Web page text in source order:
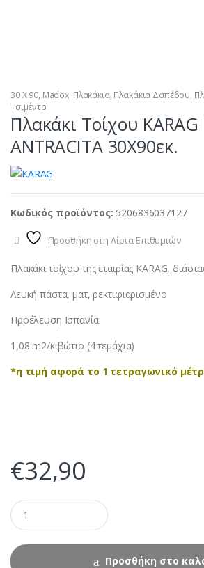
30 X 90, Madox, Πλακάκια, Πλακάκια Δαπέδου,
Τσιμέντο
Πλακάκι Τοίχου
ANTRACITA 30X90εκ.
Κωδικός προϊόντος: 5206836037127
Προσθήκη στη Λίστα Επιθυμιών
Πλακάκι τοίχου της εταιρίας KARAG,
Λευκή πάστα, ματ, ρεκτιφιαρισμένο
Προέλευση Ισπανία
1,08 m2/κιβώτιο (4 τεμάχια)
*η τιμή αφορά το 1 τετραγωνικό
€32,90
Προσθήκη στο